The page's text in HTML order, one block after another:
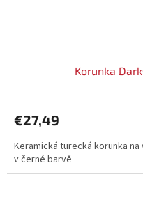
Korunka
€27,49
Keramická turecká korunka
v černé barvě